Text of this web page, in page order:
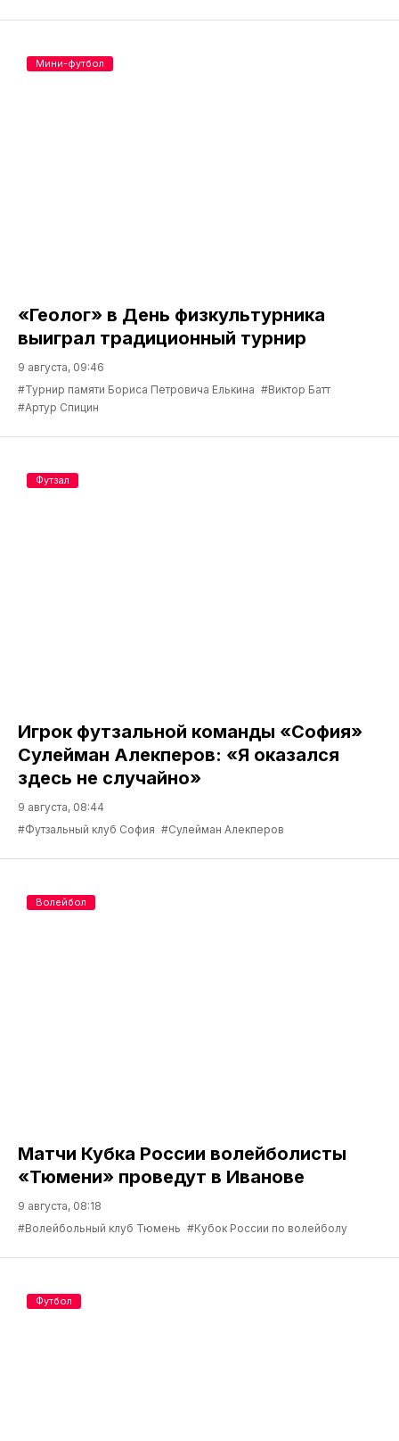
«Геолог» в День физкультурника
выиграл традиционный турнир
9 августа, 09:46
#Турнир памяти Бориса Петровича Елькина #Виктор Батт
#Артур Спицин
Мини-футбол
Игрок футзальной команды «София»
Сулейман Алекперов: «Я оказался
здесь не случайно»
9 августа, 08:44
#Футзальный клуб София #Сулейман Алекперов
Футзал
Матчи Кубка России волейболисты
«Тюмени» проведут в Иванове
9 августа, 08:18
#Волейбольный клуб Тюмень #Кубок России по волейболу
Волейбол
Футбол